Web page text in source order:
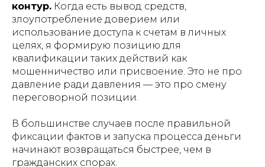
контур. Когда есть вывод средств,
злоупотребление доверием или
использование доступа к счетам в личных
целях, я формирую позицию для
квалификации таких действий как
мошенничество или присвоение. Это не про
давление ради давления — это про смену
переговорной позиции.
В большинстве случаев после правильной
фиксации фактов и запуска процесса деньги
начинают возвращаться быстрее, чем в
гражданских спорах.